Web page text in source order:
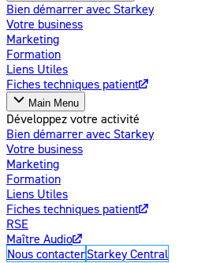
Bien démarrer avec Starkey
Votre business
Marketing
Formation
Liens Utiles
Fiches techniques patient
Main Menu
Développez votre activité
Bien démarrer avec Starkey
Votre business
Marketing
Formation
Liens Utiles
Fiches techniques patient
RSE
Maître Audio
Nous contacterStarkey Central